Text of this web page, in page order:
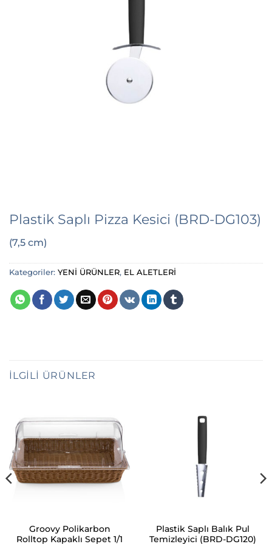
Plastik Saplı Pizza Kesici (BRD-DG103)
(7,5 cm)
Kategoriler: YENİ ÜRÜNLER, EL ALETLERİ
İLGILI ÜRÜNLER
Groovy Polikarbon
Rolltop Kapaklı Sepet 1/1
Plastik Saplı Balık Pul
Temizleyici (BRD-DG120)